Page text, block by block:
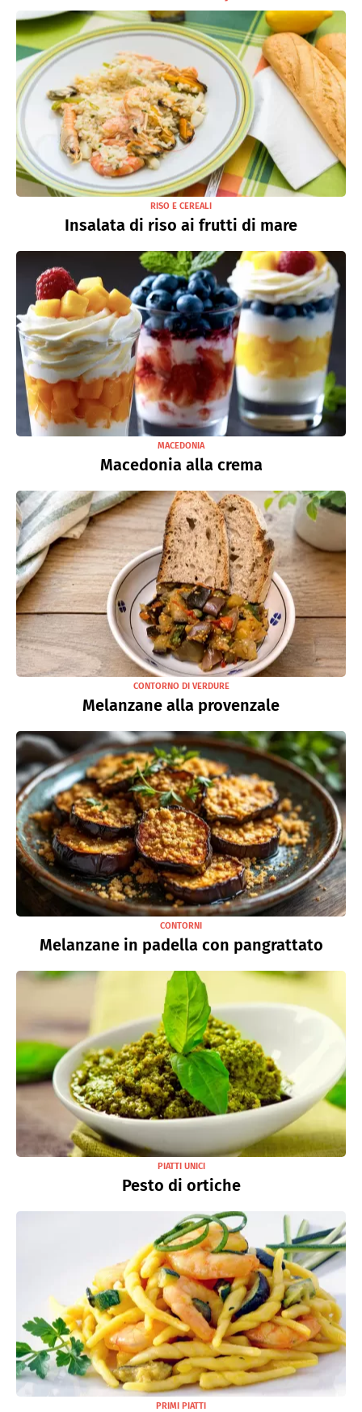
RISO E CEREALI
Insalata di riso ai frutti di mare
MACEDONIA
Macedonia alla crema
CONTORNO DI VERDURE
Melanzane alla provenzale
CONTORNI
Melanzane in padella con pangrattato
PIATTI UNICI
Pesto di ortiche
PRIMI PIATTI